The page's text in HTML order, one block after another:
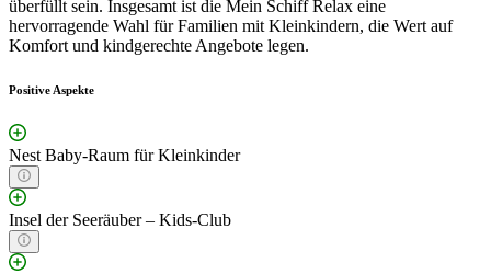
überfüllt sein. Insgesamt ist die Mein Schiff Relax eine
hervorragende Wahl für Familien mit Kleinkindern, die Wert auf
Komfort und kindgerechte Angebote legen.
Positive Aspekte
Nest Baby-Raum für Kleinkinder
Insel der Seeräuber – Kids-Club